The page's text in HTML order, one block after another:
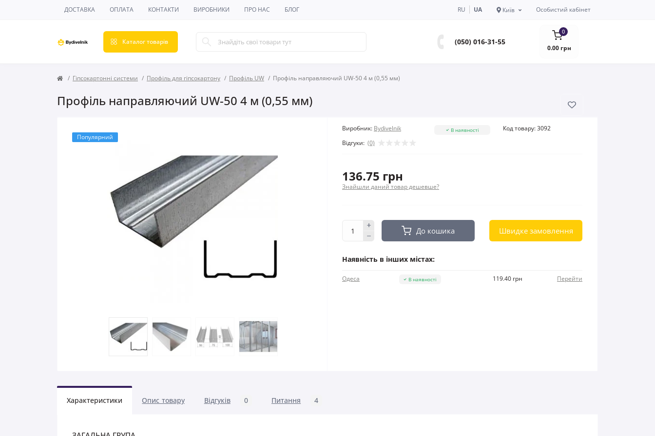
ДОСТАВКА ОПЛАТА КОНТАКТИ ВИРОБНИКИ ПРО НАС БЛОГ RU UA Київ Особистий кабінет
Каталог товарів (050) 016-31-55
0
0.00 грн
Гіпсокартонні системи Профіль для гіпсокартону Профіль UW Профіль направляючий UW-50 4 м (0,55 мм)
Профіль направляючий UW-50 4 м (0,55 мм)
Популярний
Виробник: Bydivelnik Код товару:3092
Відгуки: (0)
В наявності
136.75 грн
Знайшли даний товар дешевше?
До кошика Швидке замовлення
Наявність в інших містах:
Одеса В наявності 119.40 грн Перейти
Характеристики Опис товару Відгуків 0 Питання 4